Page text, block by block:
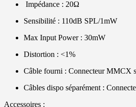
Impédance : 20Ω
Sensibilité : 110dB SPL/1mW
Max Input Power : 30mW
Distortion : <1%
Câble fourni : Connecteur MMCX
Câbles dispo séparément :
Accessoires :